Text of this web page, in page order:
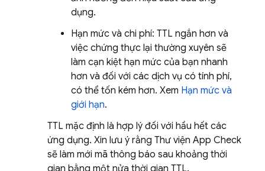
dụng.
Hạn mức và chi phí: TTL ngắn hơn và
việc chứng thực lại thường xuyên sẽ
làm cạn kiệt hạn mức của bạn nhanh
hơn và đối với các dịch vụ có tính phí,
có thể tốn kém hơn. Xem Hạn mức và
giới hạn.
TTL mặc định là hợp lý đối với hầu hết các
ứng dụng. Xin lưu ý rằng Thư viện App Check
sẽ làm mới mã thông báo sau khoảng thời
gian bằng một nửa thời gian TTL.